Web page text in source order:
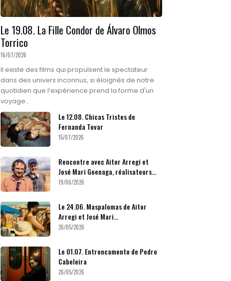
Le 19.08. La Fille Condor de Álvaro Olmos
Torrico
16/07/2026
Il existe des films qui propulsent le spectateur
dans des univers inconnus, si éloignés de notre
quotidien que l’expérience prend la forme d'un
voyage...
Le 12.08. Chicas Tristes de
Fernanda Tovar
15/07/2026
Rencontre avec Aitor Arregi et
José Mari Goenaga, réalisateurs...
19/06/2026
Le 24.06. Maspalomas de Aitor
Arregi et José Mari...
26/05/2026
Le 01.07. Entroncamento de Pedro
Cabeleira
26/05/2026